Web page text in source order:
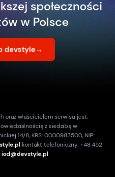
społeczności
w Polsce
devstyle→
właścicielem serwisu jest:
z siedzibą w
14/8, KRS: 0000983500, NIP:
kontakt telefoniczny: +48 452
iod@devstyle.pl